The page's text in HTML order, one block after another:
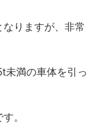
りますが、非常
未満の車体を引っ
。